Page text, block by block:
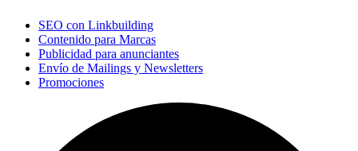
SEO con Linkbuilding
Contenido para Marcas
Publicidad para anunciantes
Envío de Mailings y Newsletters
Promociones